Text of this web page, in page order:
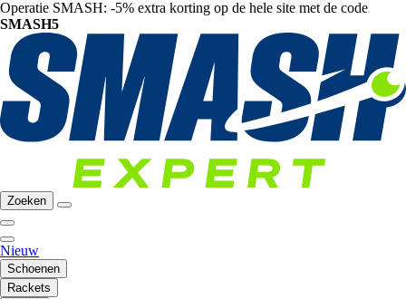
Operatie SMASH: -5% extra korting op de hele site met de code
SMASH5
Zoeken
Nieuw
Schoenen
Rackets